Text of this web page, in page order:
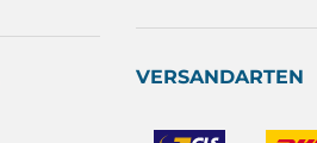
VERSANDARTEN